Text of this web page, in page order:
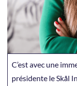
C’est avec une
présidente le Skål